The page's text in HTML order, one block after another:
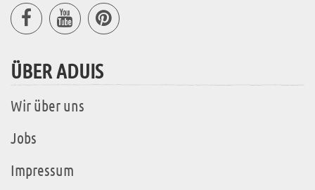
ÜBER ADUIS
Wir über uns
Jobs
Impressum